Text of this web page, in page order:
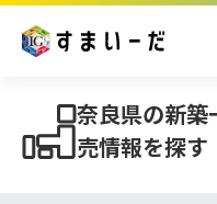
奈良県の新築
売情報を探す